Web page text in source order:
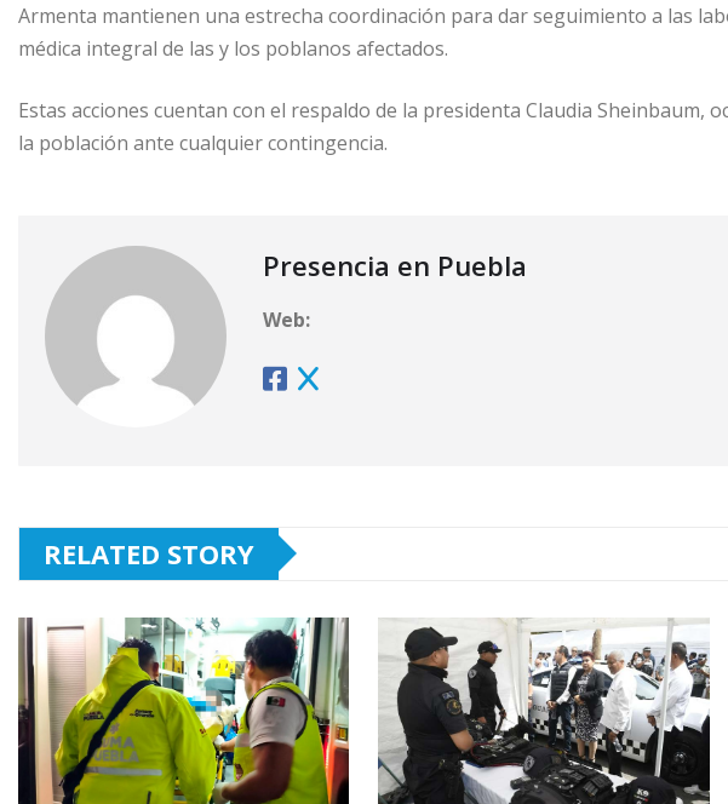
Armenta mantienen una estrecha coordinación para dar seguimiento a las
médica integral de las y los poblanos afectados.
Estas acciones cuentan con el respaldo de la presidenta Claudia Sheinbaum,
la población ante cualquier contingencia.
Presencia en Puebla
Web:
RELATED STORY